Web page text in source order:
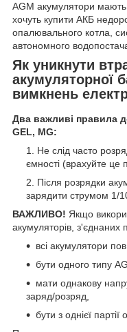
AGM акумулятори мають
хочуть купити АКБ
опалювального котла,
автономного
Як уникнути
акумуляторної
вимкнень
Два важливі правила
GEL, MG:
Не слід часто
ємності (врахуйте це
Після розрядки
зарядити струмом 1/
ВАЖЛИВО! Якщо
акумуляторів, з'єднаних
всі акумулятори
бути одного типу
мати однакову
заряд/розряд,
бути з однієї партії